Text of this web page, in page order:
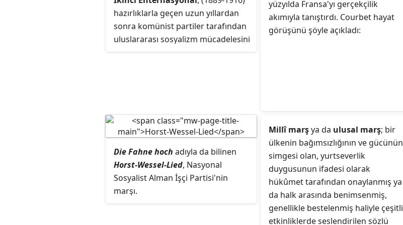
sözlerle değiştirilerek kullanılmaya
başlandı.
biridir.
hazırlıklarla geçen uzun yıllardan
sonra komünist partiler tarafından
uluslararası sosyalizm mücadelesini
edilmemiştir.
yüzyılda Fransa'yı gerçekçilik
akımıyla tanıştırdı. Courbet hayat
görüşünü şöyle açıkladı:
Die Fahne hoch adıyla da bilinen
Horst-Wessel-Lied, Nasyonal
Sosyalist Alman İşçi Partisi'nin
marşı.
Millî marşya da ulusal marş; bir
ülkenin bağımsızlığının ve gücünün
simgesi olan, yurtseverlik
duygusunun ifadesi olarak
hükûmet tarafından onaylanmış ya
da halk arasında benimsenmiş,
genellikle bestelenmiş haliyle çeşitli
etkinliklerde seslendirilen sözlü